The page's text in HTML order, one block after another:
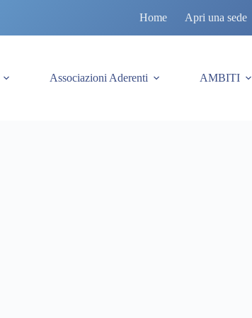
Home Apri una sede
Associazioni Aderenti AMBITI